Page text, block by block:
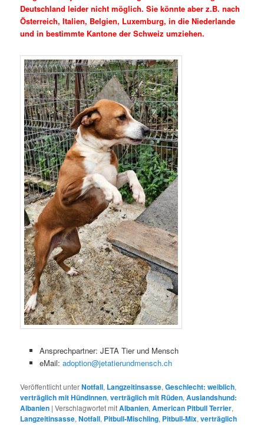
Deutschland leider nicht möglich. Sie könnte aber z.B. nach
Österreich, Italien, Belgien, Luxemburg, in die Niederlande
und in bestimmte Kantone der Schweiz umziehen.
Ansprechpartner: JETA Tier und Mensch
eMail: adoption@jetatierundmensch.ch
Veröffentlicht unterNotfall, Langzeitinsasse,Geschlecht: weiblich,
verträglich mit Hündinnen,verträglich mit Rüden,Auslandshund:
Albanien |Verschlagwortet mitAlbanien,American Pitbull Terrier,
Langzeitinsasse,Notfall, Pitbull-Mischling, Pitbull-Mix,verträglich